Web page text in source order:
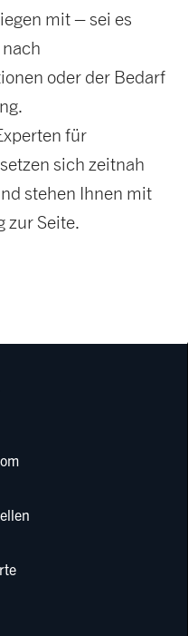
mit – sei es
oder der Bedarf
für
sich zeitnah
stehen Ihnen mit
zur Seite.